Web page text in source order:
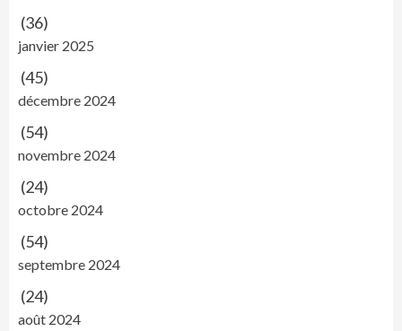
(36)
janvier 2025
(45)
décembre 2024
(54)
novembre 2024
(24)
octobre 2024
(54)
septembre 2024
(24)
août 2024